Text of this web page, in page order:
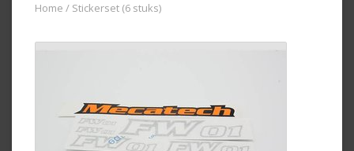
Home / Stickerset (6 stuks)